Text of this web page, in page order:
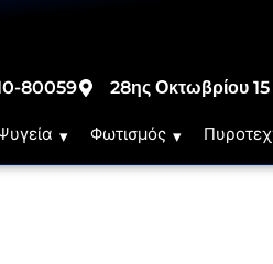
80059 28ης Οκτωβρίου
Φωτισμός